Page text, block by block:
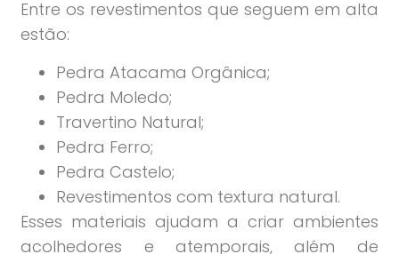
Entre os revestimentos que seguem em alta
estão:
Pedra Atacama Orgânica;
Pedra Moledo;
Travertino Natural;
Pedra Ferro;
Pedra Castelo;
Revestimentos com textura natural.
Esses materiais ajudam a criar ambientes
acolhedores e atemporais, além de